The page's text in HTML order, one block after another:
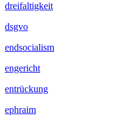
dreifaltigkeit
dsgvo
endsocialism
engericht
entrückung
ephraim